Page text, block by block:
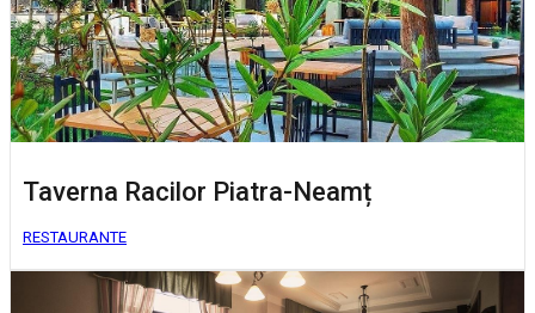
Taverna Racilor Piatra-Neamț
RESTAURANTE